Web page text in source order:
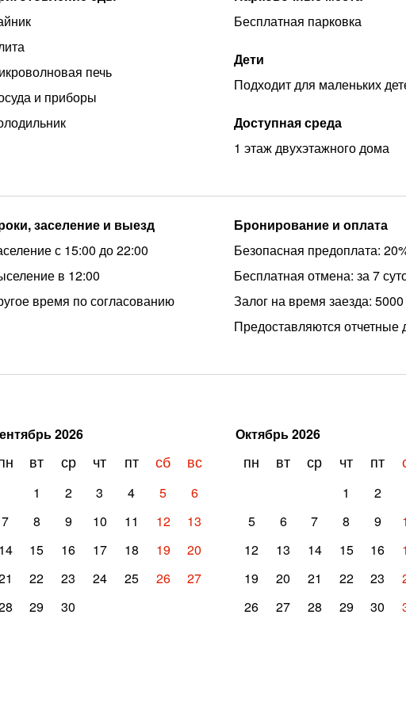
печь
и приборы
Бесплатная парковка
Дети
Подходит для маленьких
Доступная среда
1 этаж двухэтажного дома
заселение и выезд
с 15:00 до 22:00
в 12:00
время по согласованию
Бронирование и оплата
Безопасная предоплата:
Бесплатная отмена: за 7
Залог на время заезда:
Предоставляются отчетные
2026
вт ср чт пт сб вс
1 2 3 4 5
6
7
8 9 10 11 12
13
14
15 16 17 18 19
20
22 23 24 25 26
27
29 30
Октябрь2026
пн вт ср чт пт
1 2
5
6 7 8 9
12
13 14 15 16
19
20 21 22 23
26
27 28 29 30